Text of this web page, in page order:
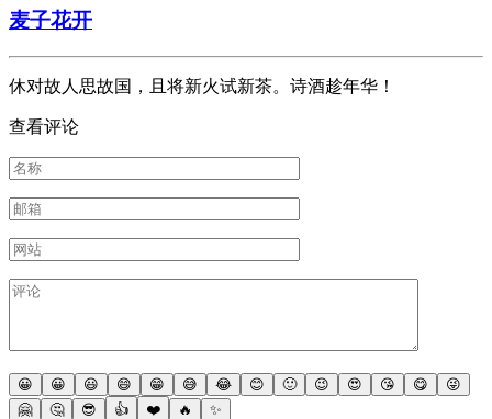
麦子花开
休对故人思故国，且将新火试新茶。诗酒趁年华！
查看评论
😀 😀 😃 😄 😁 😅 😂 😊 🙂 😉 😍 😘 😋
😜
🤗
🤔 😎 👍 ❤️ 🔥 ✨